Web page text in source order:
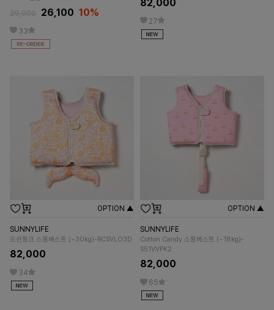
29,000 26,100 10%
33
82,000
27
OPTION ▲
SUNNYLIFE
오션핑크 스윔베스트 (~30kg)-RCSVLO3D
82,000
34
OPTION ▲
SUNNYLIFE
Cotton Candy 스윔베스트 (~18kg)-
S51VVPK2
82,000
65